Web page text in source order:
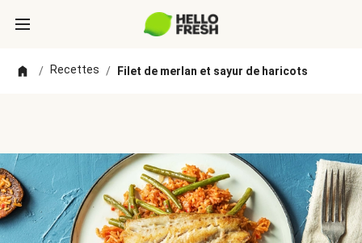
/ Recettes / Filet de merlan et sayur de haricots